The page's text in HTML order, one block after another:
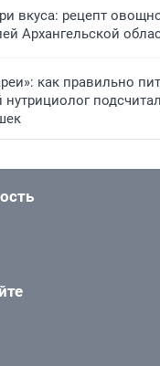
вкуса: рецепт
Архангельской
как правильно
нутрициолог